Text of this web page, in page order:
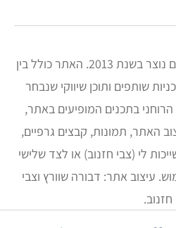
האתר פרנקופילים אנונימיים נוצר בשנת 2013. האתר כולל בין
שותפים ותוכן שיווקי שנבחר
הרוחני בתכנים המופיעים באתר,
האתר, תמונות, קבצים גרפיים,
לי (צבי חזנוב) או לצד שלישי
עיצוב אתר: דבורה שוורץ וצבי
חזנוב.